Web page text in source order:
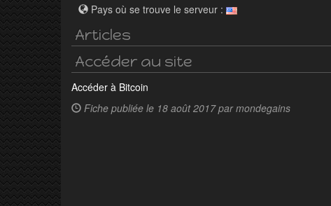
Pays où se trouve le serveur :
Articles
Accéder au site
Accéder à Bitcoin
Fiche publiée le 18 août 2017 par mondegains